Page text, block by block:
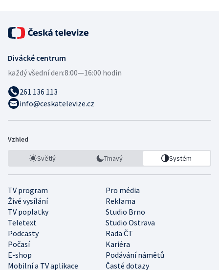
Divácké centrum
každý všední den:8:00—16:00 hodin
261 136 113
info@ceskatelevize.cz
Vzhled
Světlý Tmavý Systém
TV program
Pro média
Živé vysílání
Reklama
TV poplatky
Studio Brno
Teletext
Studio Ostrava
Podcasty
Rada ČT
Počasí
Kariéra
E-shop
Podávání námětů
Mobilní a TV aplikace
Časté dotazy